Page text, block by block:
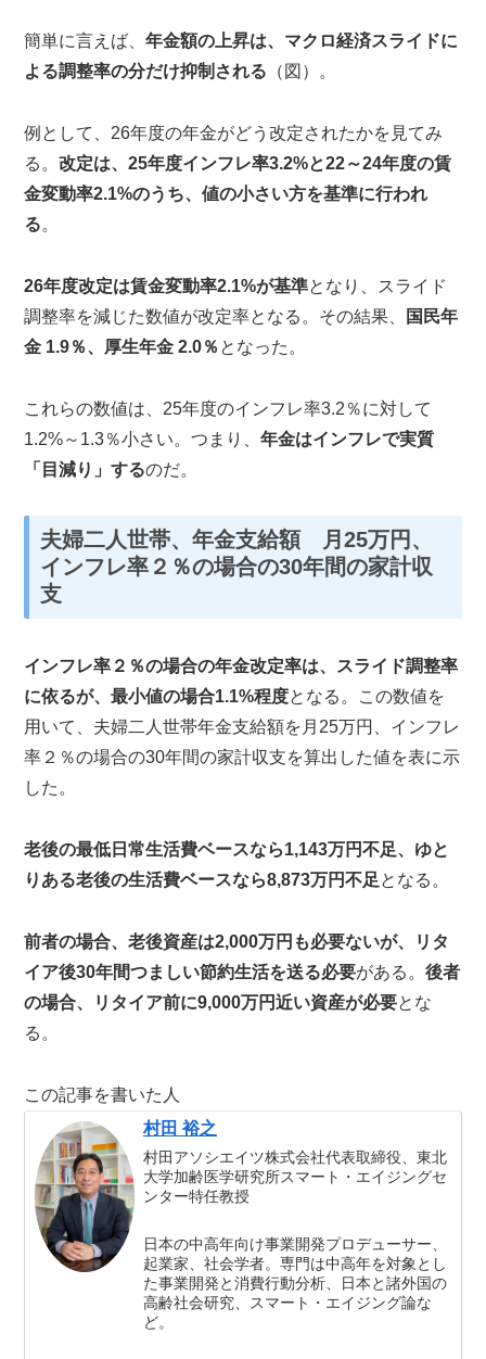
簡単に言えば、年金額の上昇は、マクロ経済スライドに
よる調整率の分だけ抑制される （図）。
例として、26年度の年金がどう改定されたかを見てみ
る。改定は、25年度インフレ率3.2%と22～24年度の賃
金変動率2.1%のうち、値の小さい方を基準に行われ
る。
26年度改定は賃金変動率2.1%が基準となり、スライド
調整率を減じた数値が改定率となる。その結果、
国民年
金 1.9％、厚生年金 2.0％ となった。
これらの数値は、25年度のインフレ率3.2％に対して
1.2%～1.3％小さい。つまり、年金はインフレで実質
「目減り」するのだ。
夫婦二人世帯、年金支給額 月25万円、
インフレ率２％の場合の30年間の家計収
支
インフレ率２％の場合の年金改定率は、スライド調整率
に依るが、最小値の場合1.1%程度となる。この数値を
用いて、夫婦二人世帯年金支給額を月25万円、インフレ
率２％の場合の30年間の家計収支を算出した値を表に示
した。
老後の最低日常生活費ベースなら1,143万円不足、ゆと
りある老後の生活費ベースなら8,873万円不足 となる。
前者の場合、老後資産は2,000万円も必要ないが、リタ
イア後30年間つましい節約生活を送る必要がある。後者
の場合、リタイア前に9,000万円近い資産が必要とな
る。
この記事を書いた人
村田 裕之
村田アソシエイツ株式会社代表取締役、東北
大学加齢医学研究所スマート・エイジングセ
ンター特任教授
日本の中高年向け事業開発プロデューサー、
起業家、社会学者。専門は中高年を対象とし
た事業開発と消費行動分析、日本と諸外国の
高齢社会研究、スマート・エイジング論な
ど。